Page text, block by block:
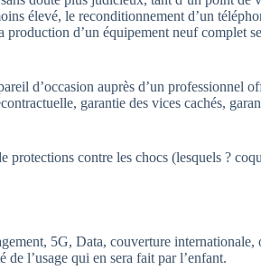
élevé, le reconditionnement d’un
d’un équipement neuf complet
d’occasion auprès d’un professionnel
garantie des vices cachés,
protections contre les chocs (lesquels ?
5G, Data, couverture
l’usage qui en sera fait par l’enfant.